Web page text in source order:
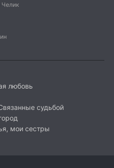
Челик
любовь
судьбой
мои сестры